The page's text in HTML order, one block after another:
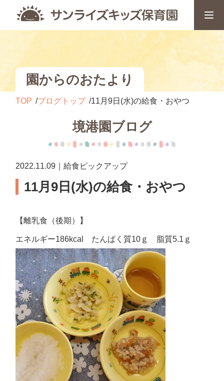
園からのおたより
TOP ブログトップ 11月9日(水)の給食・おやつ
境港園ブログ
2022.11.09｜給食ピックアップ
11月9日(水)の給食・おやつ
【離乳食（後期）】
エネルギー186kcal たんぱく質10ｇ 脂質5.1ｇ